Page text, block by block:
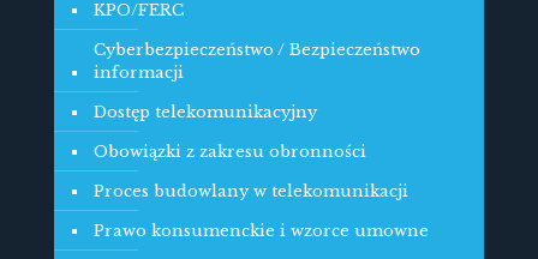
KPO/FERC
Cyberbezpieczeństwo / Bezpieczeństwo
informacji
Dostęp telekomunikacyjny
Obowiązki z zakresu obronności
Proces budowlany w telekomunikacji
Prawo konsumenckie i wzorce umowne